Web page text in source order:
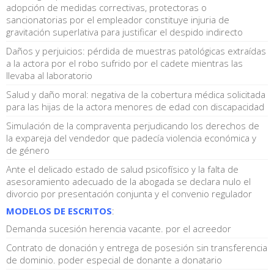
adopción de medidas correctivas, protectoras o
sancionatorias por el empleador constituye injuria de
gravitación superlativa para justificar el despido indirecto
Daños y perjuicios: pérdida de muestras patológicas extraídas
a la actora por el robo sufrido por el cadete mientras las
llevaba al laboratorio
Salud y daño moral: negativa de la cobertura médica solicitada
para las hijas de la actora menores de edad con discapacidad
Simulación de la compraventa perjudicando los derechos de
la expareja del vendedor que padecía violencia económica y
de género
Ante el delicado estado de salud psicofísico y la falta de
asesoramiento adecuado de la abogada se declara nulo el
divorcio por presentación conjunta y el convenio regulador
MODELOS DE ESCRITOS:
Demanda sucesión herencia vacante. por el acreedor
Contrato de donación y entrega de posesión sin transferencia
de dominio. poder especial de donante a donatario